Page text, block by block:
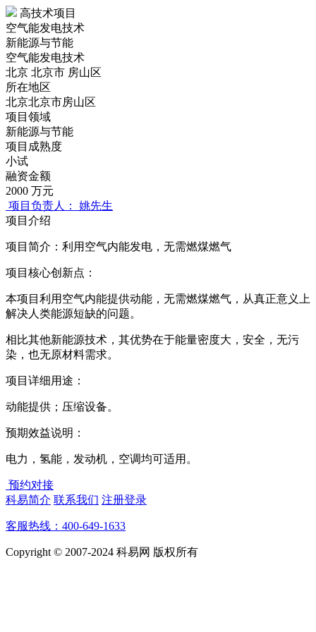
高技术项目
空气能发电技术
新能源与节能
空气能发电技术
北京 北京市 房山区
所在地区
北京北京市房山区
项目领域
新能源与节能
项目成熟度
小试
融资金额
2000 万元
项目负责人： 姚先生
项目介绍
项目简介：利用空气内能发电，无需燃煤燃气
项目核心创新点：
本项目利用空气内能提供动能，无需燃煤燃气，从真正意义上
解决人类能源短缺的问题。
相比其他新能源技术，其优势在于能量密度大，安全，无污
染，也无原材料需求。
项目详细用途：
动能提供；压缩设备。
预期效益说明：
电力，氢能，发动机，空调均可适用。
预约对接
科易简介 联系我们 注册登录
客服热线：400-649-1633
Copyright © 2007-2024 科易网 版权所有